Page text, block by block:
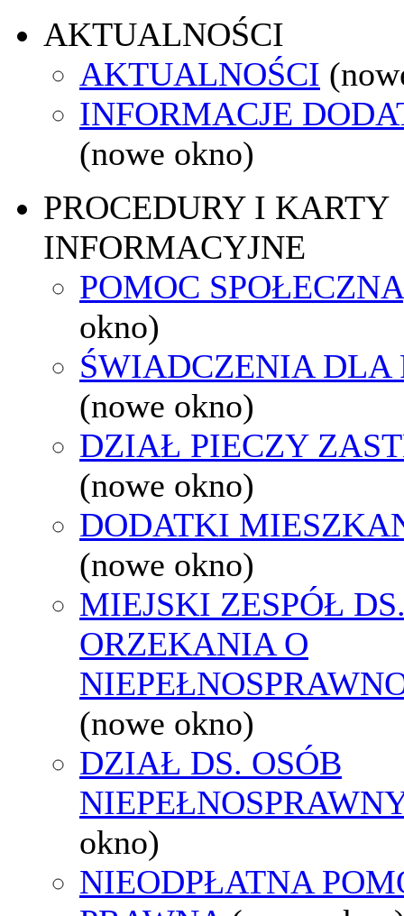
AKTUALNOŚCI
AKTUALNOŚCI
INFORMACJE
(nowe okno)
PROCEDURY I KARTY
INFORMACYJNE
POMOC SPOŁECZNA
okno)
ŚWIADCZENIA DLA
(nowe okno)
DZIAŁ PIECZY
(nowe okno)
DODATKI
(nowe okno)
MIEJSKI ZESPÓŁ
ORZEKANIA O
(nowe okno)
DZIAŁ DS. OSÓB
okno)
NIEODPŁATNA